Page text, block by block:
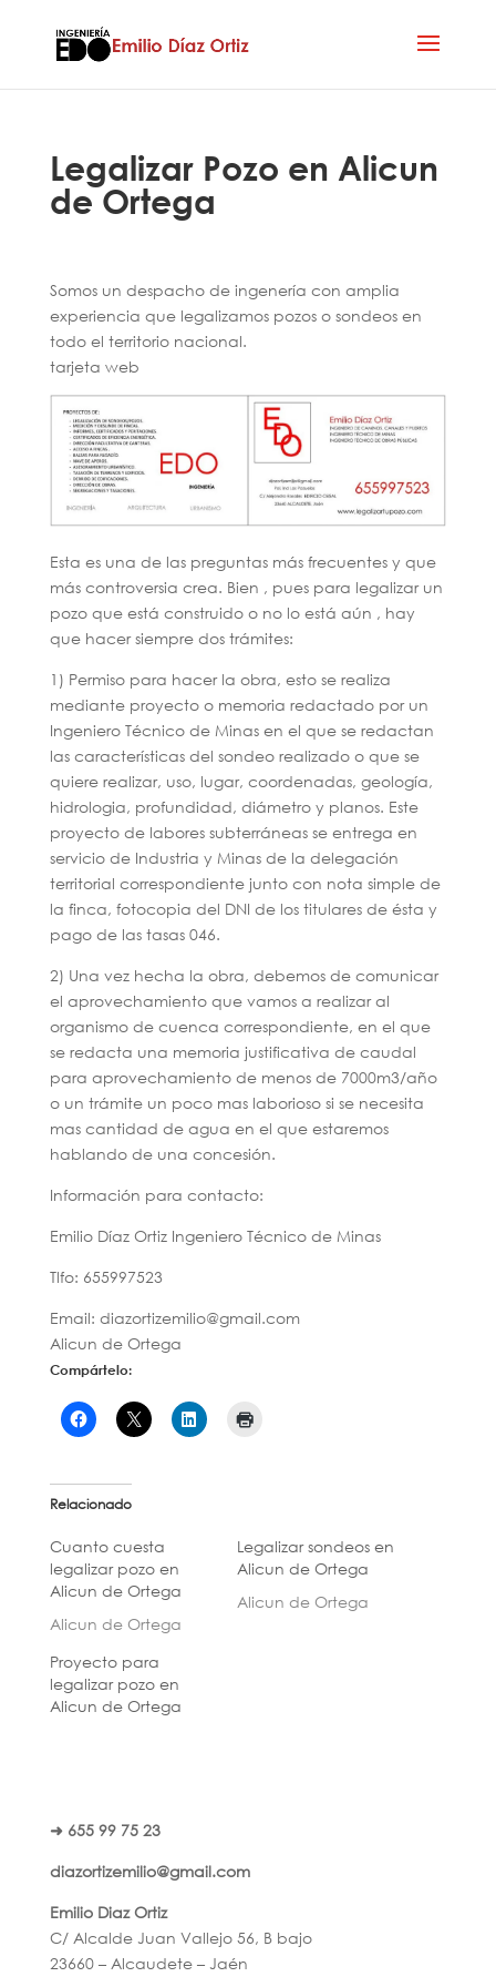
Legalizar Pozo en Alicun
de Ortega
Somos un despacho de ingenería con amplia
experiencia que legalizamos pozos o sondeos en
todo el territorio nacional.
tarjeta web
Esta es una de las preguntas más frecuentes y que
más controversia crea. Bien , pues para legalizar un
pozo que está construido o no lo está aún , hay
que hacer siempre dos trámites:
1) Permiso para hacer la obra, esto se realiza
mediante proyecto o memoria redactado por un
Ingeniero Técnico de Minas en el que se redactan
las características del sondeo realizado o que se
quiere realizar, uso, lugar, coordenadas, geología,
hidrologia, profundidad, diámetro y planos. Este
proyecto de labores subterráneas se entrega en
servicio de Industria y Minas de la delegación
territorial correspondiente junto con nota simple de
la finca, fotocopia del DNI de los titulares de ésta y
pago de las tasas 046.
2) Una vez hecha la obra, debemos de comunicar
el aprovechamiento que vamos a realizar al
organismo de cuenca correspondiente, en el que
se redacta una memoria justificativa de caudal
para aprovechamiento de menos de 7000m3/año
o un trámite un poco mas laborioso si se necesita
mas cantidad de agua en el que estaremos
hablando de una concesión.
Información para contacto:
Emilio Díaz Ortiz Ingeniero Técnico de Minas
Tlfo: 655997523
Email: diazortizemilio@gmail.com
Alicun de Ortega
Compártelo:
Relacionado
Cuanto cuesta
legalizar pozo en
Alicun de Ortega
Alicun de Ortega
Legalizar sondeos en
Alicun de Ortega
Alicun de Ortega
Proyecto para
legalizar pozo en
Alicun de Ortega
➜ 655 99 75 23
diazortizemilio@gmail.com
Emilio Diaz Ortiz
C/ Alcalde Juan Vallejo 56, B bajo
23660 – Alcaudete – Jaén